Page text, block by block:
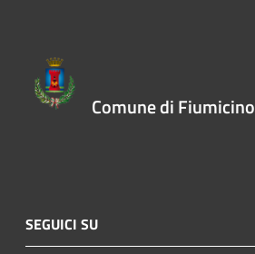
Comune di Fiumicino
SEGUICI SU